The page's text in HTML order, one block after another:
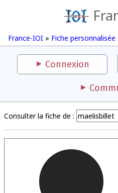
France-IOI » Fiche
Connexion
Consulter la fiche de :